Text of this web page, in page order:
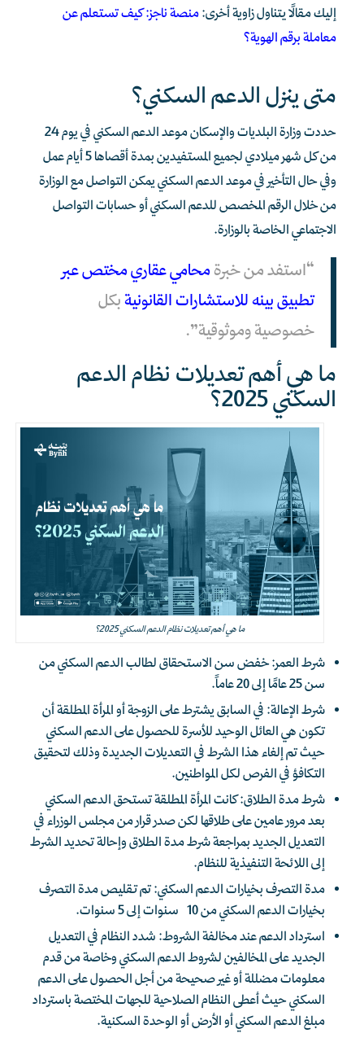
إليك مقالًا يتناول زاوية أخرى:منصة ناجز: كيف تستعلم عن
معاملة برقم الهوية؟
متى ينزل الدعم السكني؟
حددت وزارة البلديات والإسكان موعد الدعم السكني في يوم 24
من كل شهر ميلادي لجميع المستفيدين بمدة أقصاها 5 أيام عمل
وفي حال التأخير في موعد الدعم السكني يمكن التواصل مع الوزارة
من خلال الرقم المخصص للدعم السكني أو حسابات التواصل
الاجتماعي الخاصة بالوزارة.
“استفد من خبرة محامي عقاري مختص عبر
تطبيق بينه للاستشارات القانونيةبكل
خصوصية وموثوقية”.
ما هي أهم تعديلات نظام الدعم
السكني 2025؟
ما هي أهم تعديلات نظام الدعم السكني 2025؟
شرط العمر: خفض سن الاستحقاق لطالب الدعم السكني من
سن 25 عامًا إلى 20 عاماً.
شرط الإعالة: في السابق يشترط على الزوجة أو المرأة المطلقة أن
تكون هي العائل الوحيد للأسرة للحصول على الدعم السكني
حيث تم إلغاء هذا الشرط في التعديلات الجديدة وذلك لتحقيق
التكافؤ في الفرص لكل المواطنين.
شرط مدة الطلاق: كانت المرأة المطلقة تستحق الدعم السكني
بعد مرور عامين على طلاقها لكن صدر قرار من مجلس الوزراء في
التعديل الجديد بمراجعة شرط مدة الطلاق وإحالة تحديد الشرط
إلى اللائحة التنفيذية للنظام.
مدة التصرف بخيارات الدعم السكني: تم تقليص مدة التصرف
بخيارات الدعم السكني من 10 سنوات إلى 5 سنوات.
استرداد الدعم عند مخالفة الشروط: شدد النظام في التعديل
الجديد على المخالفين لشروط الدعم السكني وخاصة من قدم
معلومات مضللة أو غير صحيحة من أجل الحصول على الدعم
السكني حيث أعطى النظام الصلاحية للجهات المختصة باسترداد
مبلغ الدعم السكني أو الأرض أو الوحدة السكنية.